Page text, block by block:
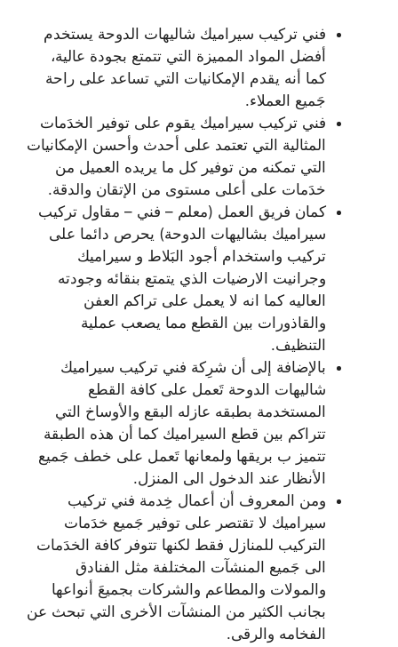
فني تركيب سيراميك شاليهات الدوحة يستخدم
أفضل المواد المميزة التي تتمتع بجودة عالية،
كما أنه يقدم الإمكانيات التي تساعد على راحة
جَميع العملاء.
فني تركيب سيراميك يقوم على توفير الخدَمات
المثالية التي تعتمد على أحدث وأحسن الإمكانيات
التي تمكنه من توفير كل ما يريده العميل من
خدَمات على أعلى مستوى من الإتقان والدقة.
كمان فريق العمل (معلم – فني – مقاول تركيب
سيراميك بشاليهات الدوحة) يحرص دائما على
تركيب واستخدام أجود البَلاط و سيراميك
وجرانيت الارضيات الذي يتمتع بنقائه وجودته
العاليه كما انه لا يعمل على تراكم العفن
والقاذورات بين القطع مما يصعب عملية
التنظيف.
بالإضافة إلى أن شرِكة فني تركيب سيراميك
شاليهات الدوحة تَعمل على كافة القطع
المستخدمة بطبقه عازله البقع والأوساخ التي
تتراكم بين قطع السيراميك كما أن هذه الطبقة
تتميز ب بريقها ولمعانها تَعمل على خطف جَميع
الأنظار عند الدخول الى المنزل.
ومن المعروف أن أعمال خِدمة فني تركيب
سيراميك لا تقتصر على توفير جَميع خدَمات
التركيب للمنازل فقط لكنها تتوفر كافة الخدَمات
الى جَميع المنشآت المختلفة مثل الفنادق
والمولات والمطاعم والشركات بجميعَ أنواعها
بجانب الكثير من المنشآت الأخرى التي تبحث عن
الفخامه والرقى.